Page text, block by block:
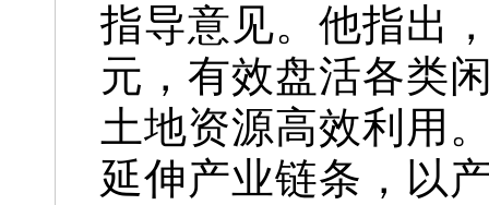
指导意见。他指出
元，有效盘活各类
土地资源高效利用
延伸产业链条，以